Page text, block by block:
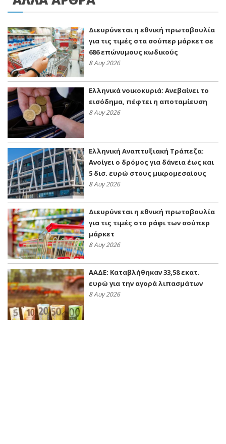
Διευρύνεται η εθνική πρωτοβουλία
για τις τιμές στα σούπερ μάρκετ σε
686 επώνυμους κωδικούς
8 Αυγ 2026
Ελληνικά νοικοκυριά: Ανεβαίνει το
εισόδημα, πέφτει η αποταμίευση
8 Αυγ 2026
Ελληνική Αναπτυξιακή Τράπεζα:
Ανοίγει ο δρόμος για δάνεια έως και
5 δισ. ευρώ στους μικρομεσαίους
8 Αυγ 2026
Διευρύνεται η εθνική πρωτοβουλία
για τις τιμές στο ράφι των σούπερ
μάρκετ
8 Αυγ 2026
ΑΑΔΕ: Kαταβλήθηκαν 33,58 εκατ.
ευρώ για την αγορά λιπασμάτων
8 Αυγ 2026